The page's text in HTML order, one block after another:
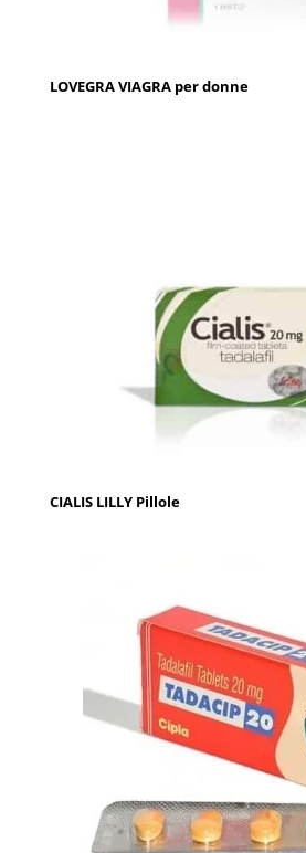
LOVEGRA VIAGRA per donne
CIALIS LILLY Pillole